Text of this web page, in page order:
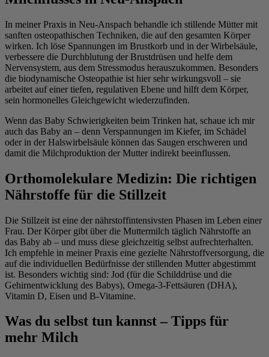
In meiner Praxis in Neu-Anspach behandle ich stillende Mütter mit
sanften osteopathischen Techniken, die auf den gesamten Körper
wirken. Ich löse Spannungen im Brustkorb und in der Wirbelsäule,
verbessere die Durchblutung der Brustdrüsen und helfe dem
Nervensystem, aus dem Stressmodus herauszukommen. Besonders
die biodynamische Osteopathie ist hier sehr wirkungsvoll – sie
arbeitet auf einer tiefen, regulativen Ebene und hilft dem Körper,
sein hormonelles Gleichgewicht wiederzufinden.
Wenn das Baby Schwierigkeiten beim Trinken hat, schaue ich mir
auch das Baby an – denn Verspannungen im Kiefer, im Schädel
oder in der Halswirbelsäule können das Saugen erschweren und
damit die Milchproduktion der Mutter indirekt beeinflussen.
Orthomolekulare Medizin: Die richtigen
Nährstoffe für die Stillzeit
Die Stillzeit ist eine der nährstoffintensivsten Phasen im Leben einer
Frau. Der Körper gibt über die Muttermilch täglich Nährstoffe an
das Baby ab – und muss diese gleichzeitig selbst aufrechterhalten.
Ich empfehle in meiner Praxis eine gezielte Nährstoffversorgung, die
auf die individuellen Bedürfnisse der stillenden Mutter abgestimmt
ist. Besonders wichtig sind: Jod (für die Schilddrüse und die
Gehirnentwicklung des Babys), Omega-3-Fettsäuren (DHA),
Vitamin D, Eisen und B-Vitamine.
Was du selbst tun kannst – Tipps für
mehr Milch